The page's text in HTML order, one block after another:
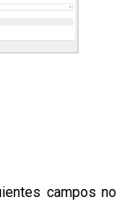
campos no